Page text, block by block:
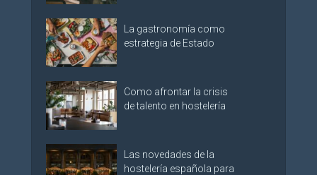
La gastronomía como
estrategia de Estado
Como afrontar la crisis
de talento en hostelería
Las novedades de la
hostelería española para